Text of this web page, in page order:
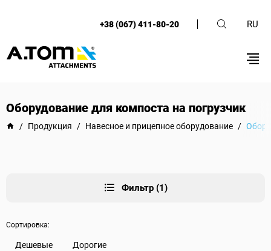
+38 (067) 411-80-20 RU
Оборудование для компоста на погрузчик
/ Продукция / Навесное и прицепное оборудование /
Фильтр (1)
Сортировка:
Дешевые Дорогие